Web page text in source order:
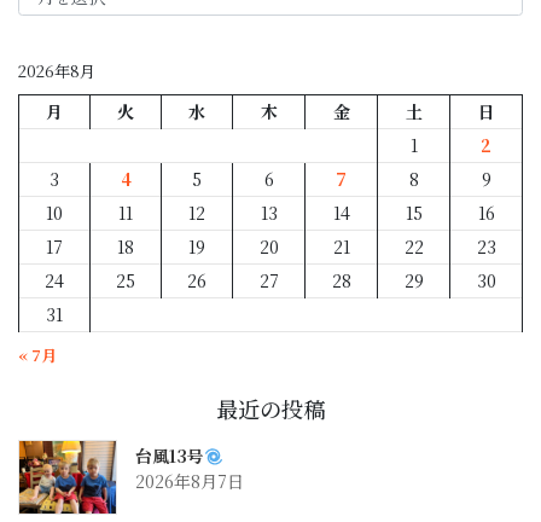
月
2026年8月
月 火 水 木 金 土
日
1
2
3
4 5 6 7 8
9
10
11 12 13 14 15
16
17
18 19 20 21 22
23
24
25 26 27 28 29
30
31
« 7月
最近の投稿
台風13号
2026年8月7日